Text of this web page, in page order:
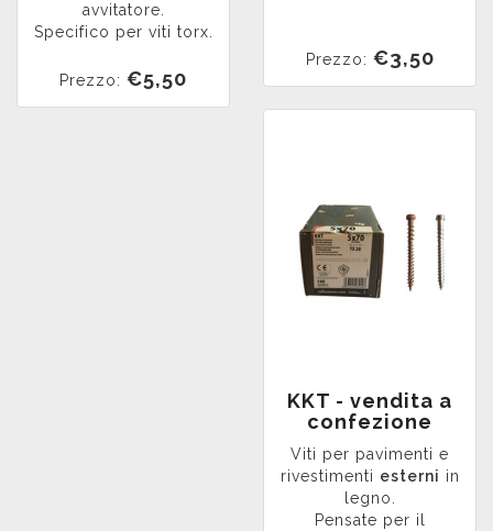
avvitatore.
Specifico per viti torx.
Prezzo: €5,50
Prezzo: €3,50
KKT - vendita a
confezione
Viti per pavimenti e
rivestimenti esterni in
legno.
Pensate per il